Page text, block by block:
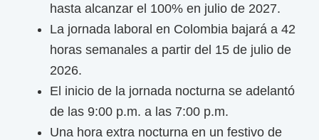
hasta alcanzar el 100% en julio de 2027.
La jornada laboral en Colombia bajará a 42
horas semanales a partir del 15 de julio de
2026.
El inicio de la jornada nocturna se adelantó
de las 9:00 p.m. a las 7:00 p.m.
Una hora extra nocturna en un festivo de